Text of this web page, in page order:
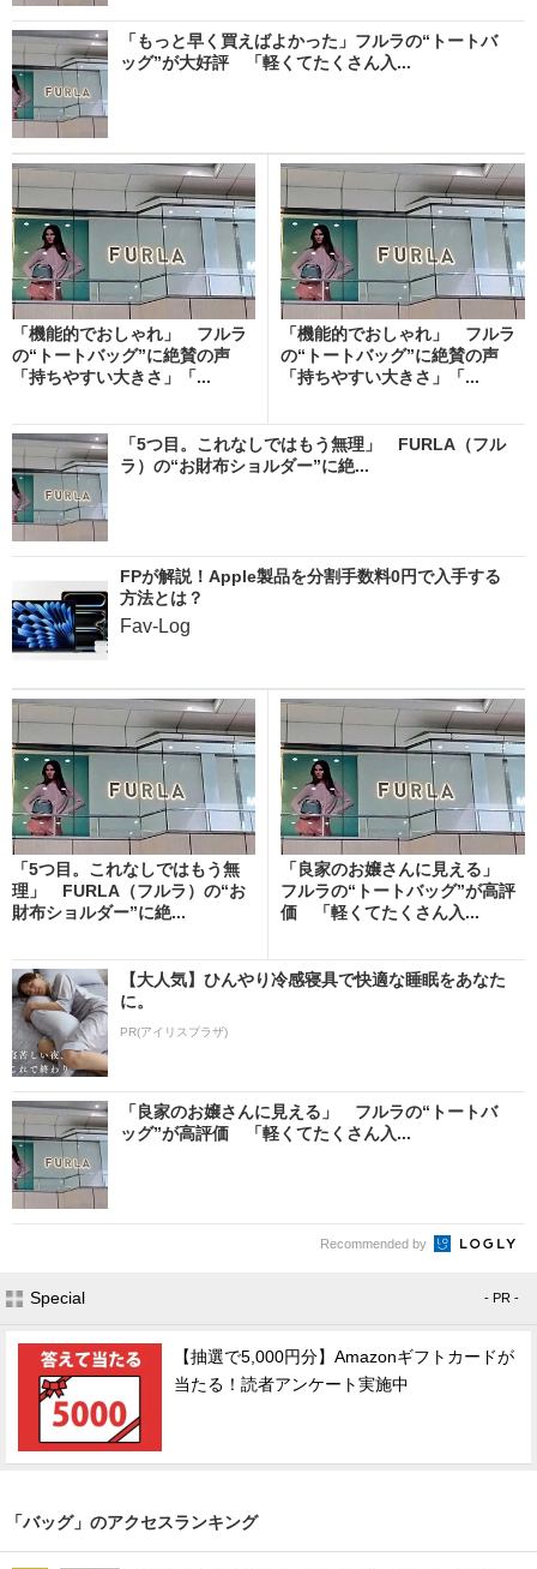
「もっと早く買えばよかった」フルラの“トートバ
ッグ”が大好評 「軽くてたくさん入...
「機能的でおしゃれ」 フルラ
の“トートバッグ”に絶賛の声
「持ちやすい大きさ」「...
「機能的でおしゃれ」 フルラ
の“トートバッグ”に絶賛の声
「持ちやすい大きさ」「...
「5つ目。これなしではもう無理」 FURLA（フル
ラ）の“お財布ショルダー”に絶...
FPが解説！Apple製品を分割手数料0円で入手する
方法とは？
Fav-Log
「5つ目。これなしではもう無
理」 FURLA（フルラ）の“お
財布ショルダー”に絶...
「良家のお嬢さんに見える」
フルラの“トートバッグ”が高評
価 「軽くてたくさん入...
【大人気】ひんやり冷感寝具で快適な睡眠をあなた
に。
PR(アイリスプラザ)
「良家のお嬢さんに見える」 フルラの“トートバ
ッグ”が高評価 「軽くてたくさん入...
Recommended by
Special - PR -
【抽選で5,000円分】Amazonギフトカードが
当たる！読者アンケート実施中
「バッグ」のアクセスランキング